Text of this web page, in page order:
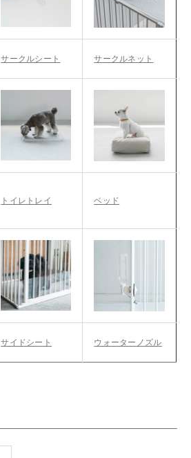
サークルシート サークルネット
トイレトレイ ベッド
サイドシート ウォーターノズル